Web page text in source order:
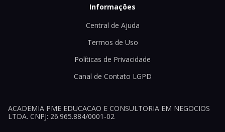
Informações
Central de Ajuda
Termos de Uso
Políticas de Privacidade
Canal de Contato LGPD
ACADEMIA PME EDUCACAO E CONSULTORIA EM NEGOCIOS
LTDA. CNPJ: 26.965.884/0001-02